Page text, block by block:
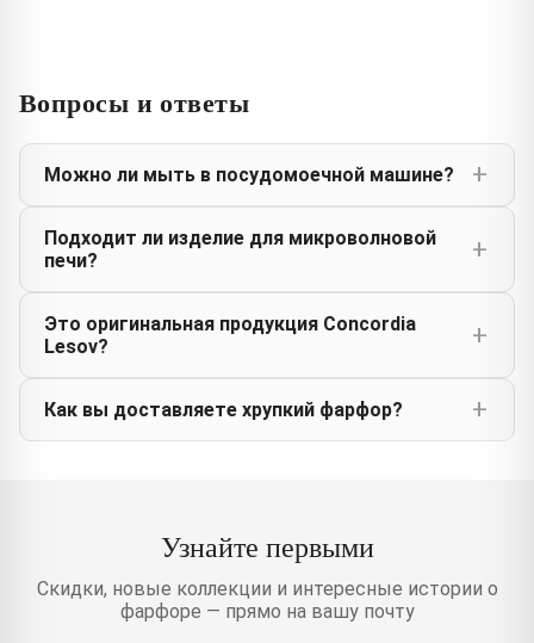
Вопросы и ответы
Можно ли мыть в посудомоечной машине?
Подходит ли изделие для микроволновой
печи?
Это оригинальная продукция Concordia
Lesov?
Как вы доставляете хрупкий фарфор?
Узнайте первыми
Скидки, новые коллекции и интересные истории о
фарфоре — прямо на вашу почту